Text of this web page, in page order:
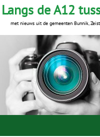
Langs de A12
met nieuws uit de gemeenten Bunnik,